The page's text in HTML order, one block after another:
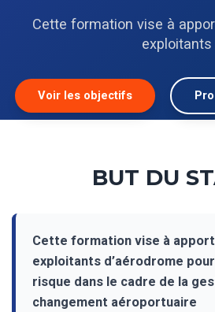
Cette formation vise à
exploitants
Voir les objectifs
BUT DU
Cette formation vise à
exploitants d’aérodrome
risque dans le cadre de la
changement aéroportuaire